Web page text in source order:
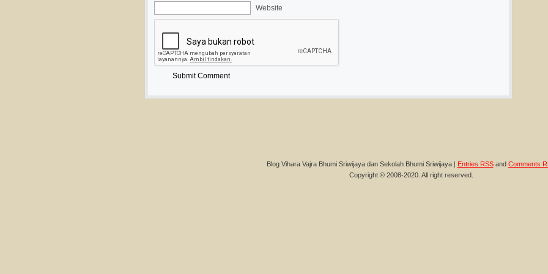
Website
Blog Vihara Vajra Bhumi Sriwijaya dan Sekolah Bhumi Sriwijaya | Entries RSSand Comments
Copyright © 2008-2020. All right reserved.